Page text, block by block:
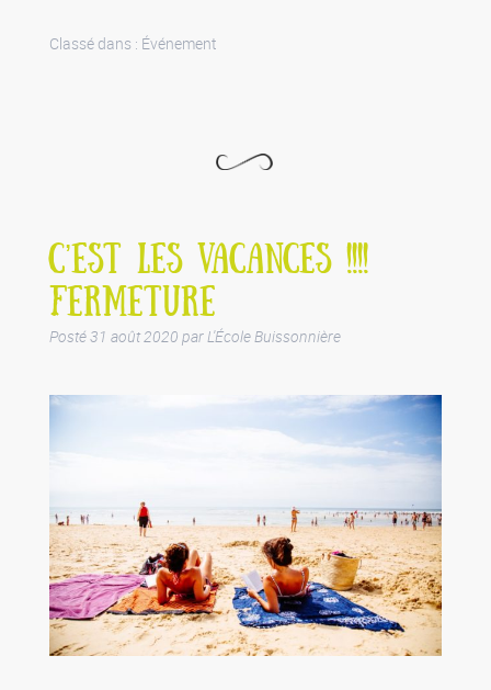
Classé dans : Événement
C’EST LES VACANCES !!!!
FERMETURE
Posté31 août 2020 par L'École Buissonnière